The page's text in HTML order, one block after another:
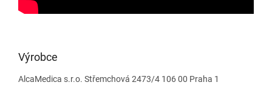
Výrobce
AlcaMedica s.r.o. Střemchová 2473/4 106 00 Praha 1